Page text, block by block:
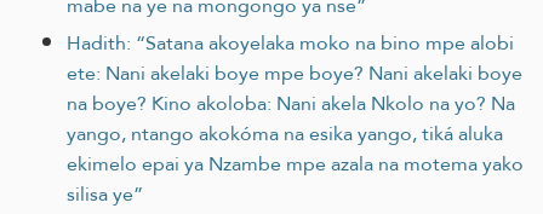
Hadith: “Satana akoyelaka moko na bino mpe alobi
ete: Nani akelaki boye mpe boye? Nani akelaki boye
na boye? Kino akoloba: Nani akela Nkolo na yo? Na
yango, ntango akokóma na esika yango, tiká aluka
ekimelo epai ya Nzambe mpe azala na motema yako
silisa ye”